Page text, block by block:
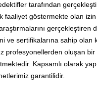
tarafından
faaliyet göstermekte olan
ve sertifikalarına sahip
profesyonellerden oluşan
Kapsamlı olarak
garantilidir.